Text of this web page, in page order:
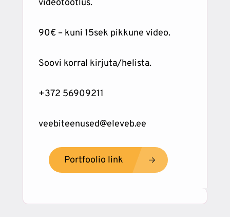
videotöötlus.
90€ – kuni 15sek pikkune video.
Soovi korral kirjuta/helista.
+372 56909211
veebiteenused@eleveb.ee
Portfoolio link